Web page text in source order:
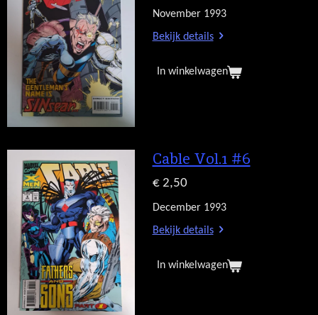
November 1993
Bekijk details
In winkelwagen
Cable Vol.1 #6
€ 2,50
December 1993
Bekijk details
In winkelwagen